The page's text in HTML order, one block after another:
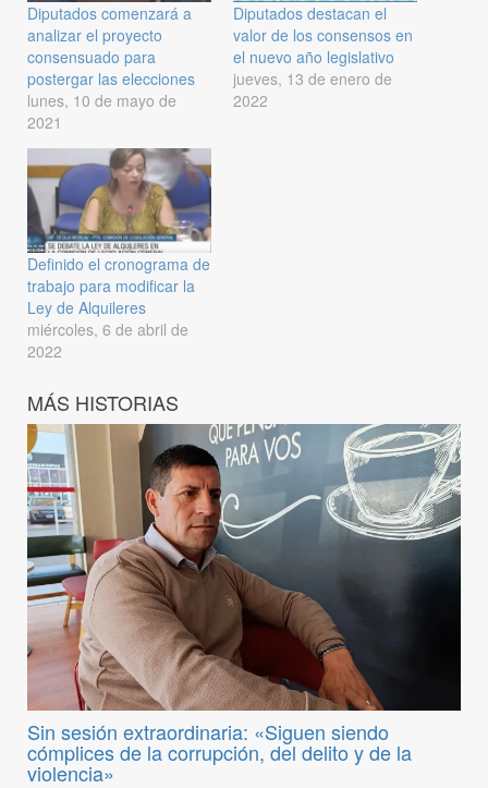
Diputados comenzará a
analizar el proyecto
consensuado para
postergar las elecciones
lunes, 10 de mayo de
2021
Diputados destacan el
valor de los consensos en
el nuevo año legislativo
jueves, 13 de enero de
2022
Definido el cronograma de
trabajo para modificar la
Ley de Alquileres
miércoles, 6 de abril de
2022
MÁS HISTORIAS
Sin sesión extraordinaria: «Siguen siendo
cómplices de la corrupción, del delito y de la
violencia»